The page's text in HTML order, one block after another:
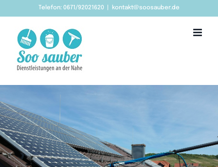
springen
Telefon: 0671/92021620 kontakt@soosauber.de